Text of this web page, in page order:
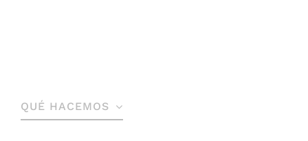
QUÉ HACEMOS